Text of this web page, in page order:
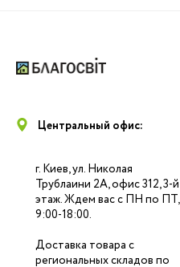
Центральный офис:
г. Киев, ул. Николая
Трублаини 2А, офис 312, 3-й
этаж. Ждем вас с ПН по ПТ,
9:00-18:00.
Доставка товара с
региональных складов по